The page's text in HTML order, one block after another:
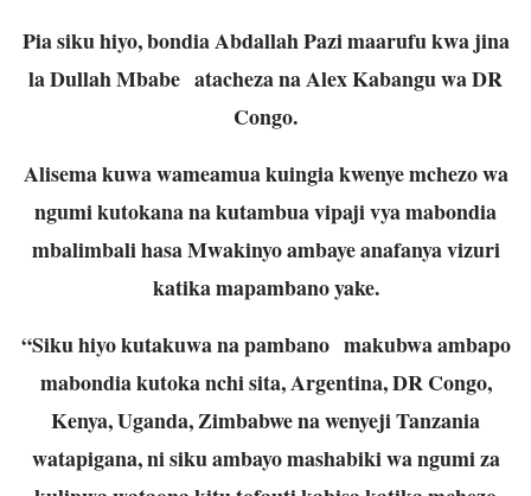
Pia siku hiyo, bondia Abdallah Pazi maarufu kwa jina
la Dullah Mbabe atacheza na Alex Kabangu wa DR
Congo.
Alisema kuwa wameamua kuingia kwenye mchezo wa
ngumi kutokana na kutambua vipaji vya mabondia
mbalimbali hasa Mwakinyo ambaye anafanya vizuri
katika mapambano yake.
“Siku hiyo kutakuwa na pambano makubwa ambapo
mabondia kutoka nchi sita, Argentina, DR Congo,
Kenya, Uganda, Zimbabwe na wenyeji Tanzania
watapigana, ni siku ambayo mashabiki wa ngumi za